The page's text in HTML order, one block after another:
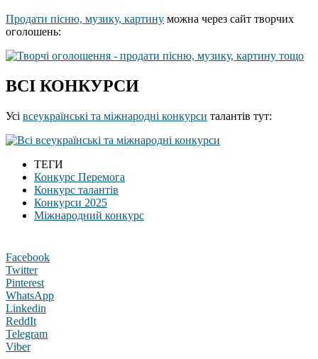
Продати пісню, музику, картину можна через сайт творчих
оголошень:
ВСІ КОНКУРСИ
Усі всеукраїнські та міжнародні конкурси талантів тут:
ТЕГИ
Конкурс Перемога
Конкурс талантів
Конкурси 2025
Міжнародний конкурс
Facebook
Twitter
Pinterest
WhatsApp
Linkedin
ReddIt
Telegram
Viber